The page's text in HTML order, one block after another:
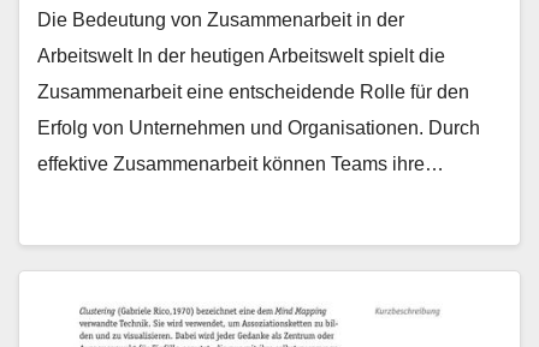
Die Bedeutung von Zusammenarbeit in der
Arbeitswelt In der heutigen Arbeitswelt spielt die
Zusammenarbeit eine entscheidende Rolle für den
Erfolg von Unternehmen und Organisationen. Durch
effektive Zusammenarbeit können Teams ihre…